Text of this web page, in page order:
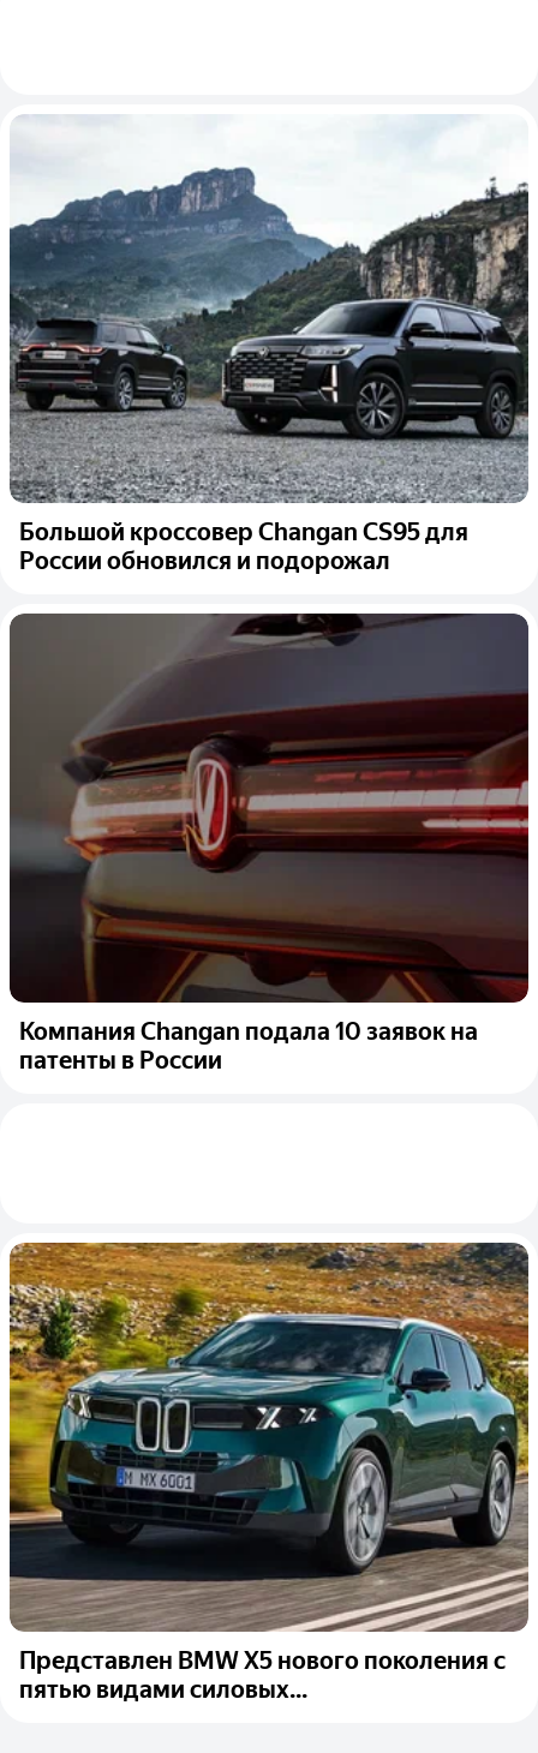
Большой кроссовер Changan CS95 для
России обновился и подорожал
Компания Changan подала 10 заявок на
патенты в России
Представлен BMW X5 нового поколения с
пятью видами силовых...